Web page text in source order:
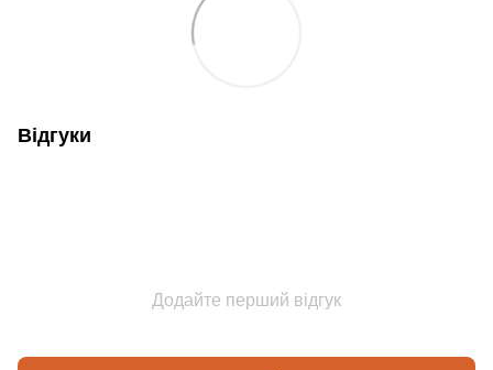
Відгуки
Додайте перший відгук